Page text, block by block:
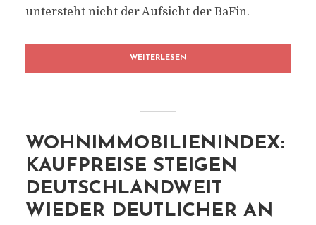
untersteht nicht der Aufsicht der BaFin.
WEITERLESEN
WOHNIMMOBILIENINDEX:
KAUFPREISE STEIGEN
DEUTSCHLANDWEIT
WIEDER DEUTLICHER AN